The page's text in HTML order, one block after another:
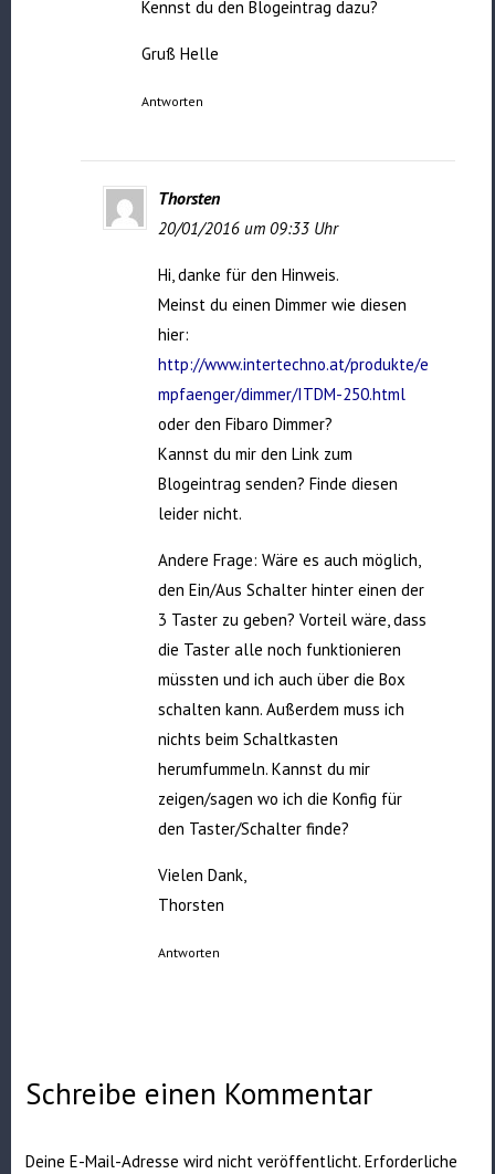
Kennst du den Blogeintrag dazu?
Gruß Helle
Antworten
Thorsten
20/01/2016 um 09:33 Uhr
Hi, danke für den Hinweis.
Meinst du einen Dimmer wie diesen
hier:
http://www.intertechno.at/produkte/e
mpfaenger/dimmer/ITDM-250.html
oder den Fibaro Dimmer?
Kannst du mir den Link zum
Blogeintrag senden? Finde diesen
leider nicht.
Andere Frage: Wäre es auch möglich,
den Ein/Aus Schalter hinter einen der
3 Taster zu geben? Vorteil wäre, dass
die Taster alle noch funktionieren
müssten und ich auch über die Box
schalten kann. Außerdem muss ich
nichts beim Schaltkasten
herumfummeln. Kannst du mir
zeigen/sagen wo ich die Konfig für
den Taster/Schalter finde?
Vielen Dank,
Thorsten
Antworten
Schreibe einen Kommentar
Deine E-Mail-Adresse wird nicht veröffentlicht. Erforderliche